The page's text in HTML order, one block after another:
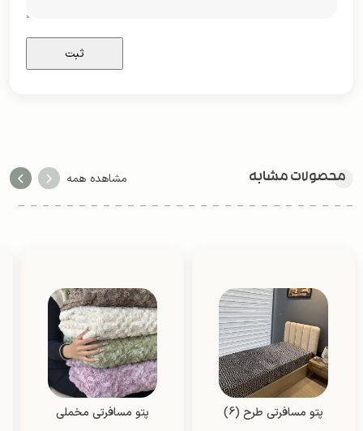
محصولات مشابه مشاهده همه
پتو مسافرتی طرح (6)
پتو مسافرتی مخملی